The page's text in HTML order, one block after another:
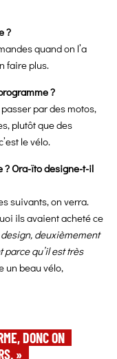
?
quand on l’a
faire plus.
?
par des motos,
plutôt que des
le vélo.
? Ora-ïto designe-t-il
suivants, on verra.
ils avaient acheté ce
deuxièmement
qu’il est très
un beau vélo,
DONC ON
»